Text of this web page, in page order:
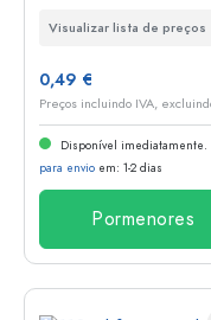
Visualizar lista de preços
0,49 €
Disponível imediatamente.
para envio em: 1-2 dias
Pormenores